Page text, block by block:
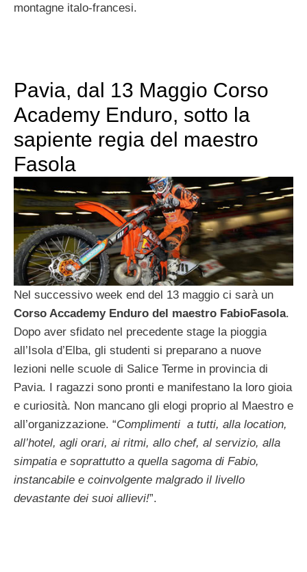
montagne italo-francesi.
Pavia, dal 13 Maggio Corso
Academy Enduro, sotto la
sapiente regia del maestro
Fasola
Nel successivo week end del 13 maggio ci sarà un
Corso Accademy Enduro del maestro FabioFasola.
Dopo aver sfidato nel precedente stage la pioggia
all’Isola d’Elba, gli studenti si preparano a nuove
lezioni nelle scuole di Salice Terme in provincia di
Pavia. I ragazzi sono pronti e manifestano la loro gioia
e curiosità. Non mancano gli elogi proprio al Maestro e
all’organizzazione. “Complimenti a tutti, alla location,
all’hotel, agli orari, ai ritmi, allo chef, al servizio, alla
simpatia e soprattutto a quella sagoma di Fabio,
instancabile e coinvolgente malgrado il livello
devastante dei suoi allievi!”.